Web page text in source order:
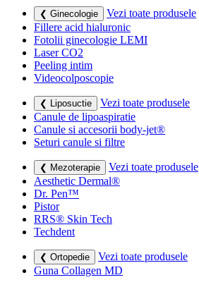
❮ Ginecologie
Vezi toate produsele
Fillere acid hialuronic
Fotolii ginecologie LEMI
Laser CO2
Peeling intim
Videocolposcopie
❮ Liposuctie
Vezi toate produsele
Canule de lipoaspiratie
Canule si accesorii body-jet®
Seturi canule si filtre
❮ Mezoterapie
Vezi toate produsele
Aesthetic Dermal®
Dr. Pen™
Pistor
RRS® Skin Tech
Techdent
❮ Ortopedie
Vezi toate produsele
Guna Collagen MD